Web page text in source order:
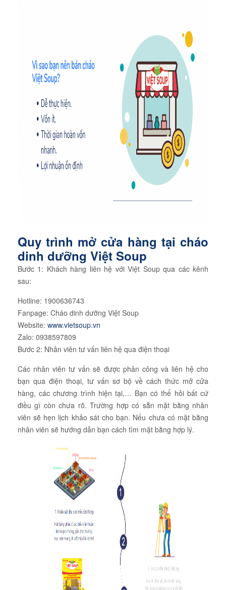
Quy trình mở cửa hàng tại cháo
dinh dưỡng Việt Soup
Bước 1: Khách hàng liên hệ với Việt Soup qua các kênh
sau:
Hotline: 1900636743
Fanpage: Cháo dinh dưỡng Việt Soup
Website: www.vietsoup.vn
Zalo: 0938597809
Bước 2: Nhân viên tư vấn liên hệ qua điện thoại
Các nhân viên tư vấn sẽ được phân công và liên hệ cho
bạn qua điện thoại, tư vấn sơ bộ về cách thức mở cửa
hàng, các chương trình hiện tại,… Bạn có thể hỏi bất cứ
điều gì còn chưa rõ. Trường hợp có sẵn mặt bằng nhân
viên sẽ hẹn lịch khảo sát cho bạn. Nếu chưa có mặt bằng
nhân viên sẽ hướng dẫn bạn cách tìm mặt bằng hợp lý.